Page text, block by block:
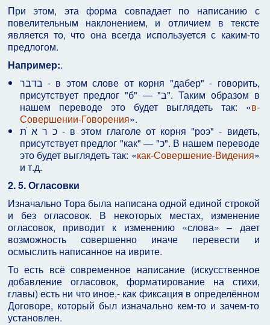
При этом, эта форма совпадает по написанию с
повелительным наклонением, и отличием в тексте
является то, что она всегда используется с каким-то
предлогом.
Например:.
בדבר - в этом слове от корня "дабер" - говорить,
присутствует предлог "б" — "ב". Таким образом в
нашем переводе это будет выглядеть так: «в-
Совершении-Говорения».
כ ר א ֹת - в этом глаголе от корня "роэ" - видеть,
присутствует предлог "как" — "כ". В нашем переводе
это будет выглядеть так: «как-Совершение-Видения»
и т.д.
2. 5.Огласовки
Изначально Тора была написана одной единой строкой
и без огласовок. В некоторых местах, изменение
огласовок, приводит к изменению «слова» – дает
возможность совершенно иначе перевести и
осмыслить написанное на иврите.
То есть всё современное написание (искусственное
добавление огласовок, форматирование на стихи,
главы) есть ни что иное,- как фиксация в определённом
Договоре, который был изначально кем-то и зачем-то
установлен.